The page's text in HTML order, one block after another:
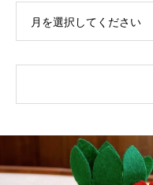
月を選択してください